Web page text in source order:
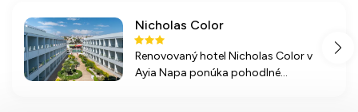
Nicholas Color
Renovovaný hotel Nicholas Color v
Ayia Napa ponúka pohodlné